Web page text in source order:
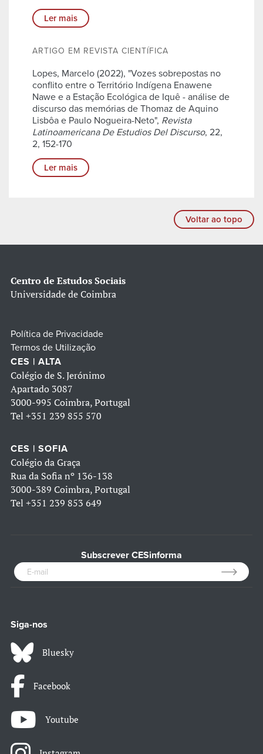
Ler mais
ARTIGO EM REVISTA CIENTÍFICA
Lopes, Marcelo (2022), "Vozes sobrepostas no
conflito entre o Território Indígena Enawene
Nawe e a Estação Ecológica de Iquê - análise de
discurso das memórias de Thomaz de Aquino
Lisbôa e Paulo Nogueira-Neto", Revista
Latinoamericana De Estudios Del Discurso, 22,
2, 152-170
Ler mais
Voltar ao topo
Centro de Estudos Sociais
Universidade de Coimbra
Política de Privacidade
Termos de Utilização
CES | ALTA
Colégio de S. Jerónimo
Apartado 3087
3000-995 Coimbra, Portugal
Tel +351 239 855 570
CES | SOFIA
Colégio da Graça
Rua da Sofia nº 136-138
3000-389 Coimbra, Portugal
Tel +351 239 853 649
Subscrever CESinforma
Siga-nos
Bluesky
Facebook
Youtube